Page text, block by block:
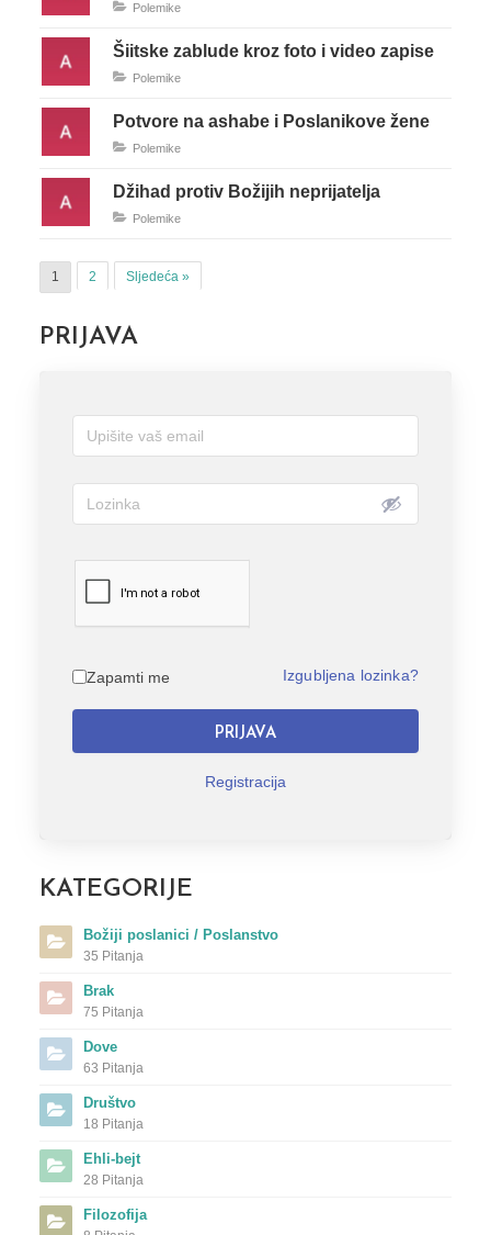
Polemike
Šiitske zablude kroz foto i video zapise
Polemike
Potvore na ashabe i Poslanikove žene
Polemike
Džihad protiv Božijih neprijatelja
Polemike
1 2 Sljedeća »
PRIJAVA
Zapamti me Izgubljena lozinka?
PRIJAVA
Registracija
KATEGORIJE
Božiji poslanici / Poslanstvo
35 Pitanja
Brak
75 Pitanja
Dove
63 Pitanja
Društvo
18 Pitanja
Ehli-bejt
28 Pitanja
Filozofija